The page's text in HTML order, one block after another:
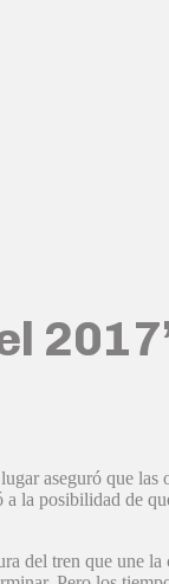
aseguró que
la posibilidad de
del tren que une